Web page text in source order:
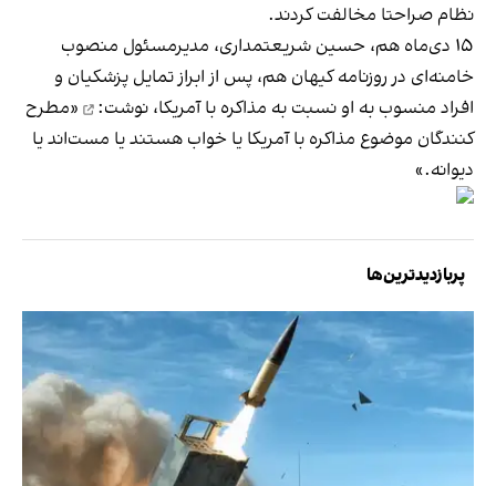
نظام صراحتا مخالفت کردند.
۱۵ دی‌ماه هم، حسین شریعتمداری، مدیرمسئول منصوب
خامنه‌ای در روزنامه کیهان هم، پس از ابراز تمایل پزشکیان و
افراد منسوب به او نسبت به مذاکره با آمریکا، نوشت:
«مطرح
کنندگان موضوع مذاکره با آمریکا یا خواب هستند یا مست‌اند یا
دیوانه‌‌.»
پربازدیدترین‌ها